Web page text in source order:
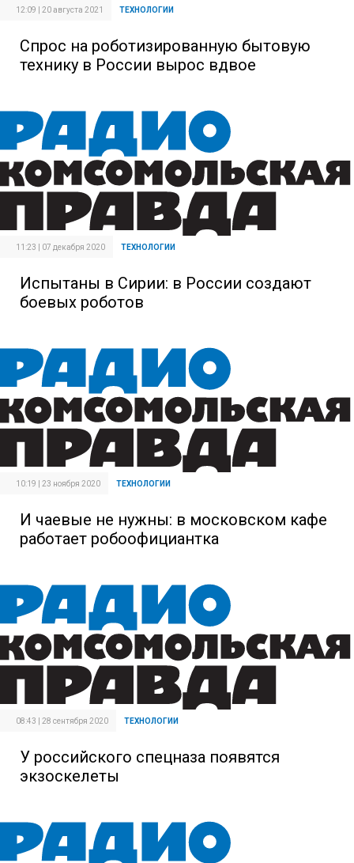
12:09 | 20 августа 2021 ТЕХНОЛОГИИ
Спрос на роботизированную бытовую
технику в России вырос вдвое
11:23 | 07 декабря 2020 ТЕХНОЛОГИИ
Испытаны в Сирии: в России создают
боевых роботов
10:19 | 23 ноября 2020 ТЕХНОЛОГИИ
И чаевые не нужны: в московском кафе
работает робоофициантка
08:43 | 28 сентября 2020 ТЕХНОЛОГИИ
У российского спецназа появятся
экзоскелеты